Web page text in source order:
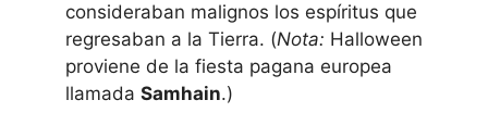
consideraban malignos los espíritus que
regresaban a la Tierra. (Nota: Halloween
proviene de la fiesta pagana europea
llamada Samhain.)